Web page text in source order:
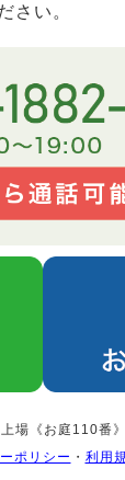
さい。
場《お庭110番
ポリシー ・ 利用